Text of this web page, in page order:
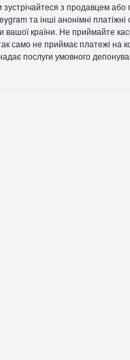
з продавцем або
та інші анонімні платіжні
країни. Не приймайте
само не приймає платежі на
послуги умовного